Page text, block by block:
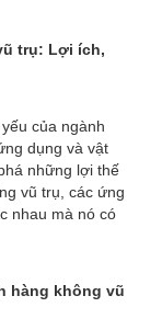
trụ: Lợi ích,
của ngành
dụng và vật
những lợi thế
vũ trụ, các ứng
nhau mà nó có
hàng không vũ